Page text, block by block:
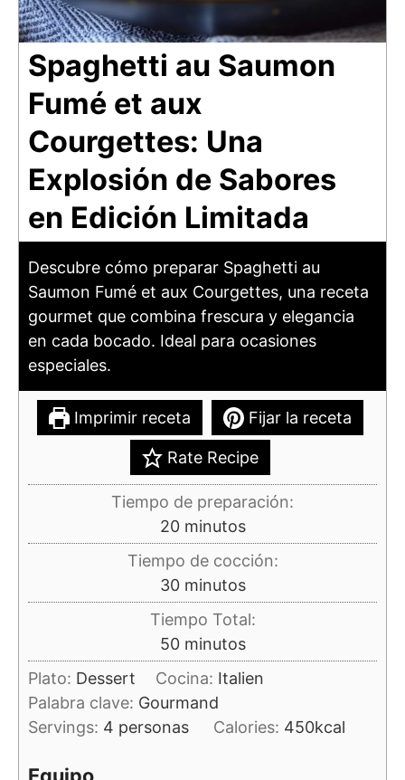
Spaghetti au Saumon
Fumé et aux
Courgettes: Una
Explosión de Sabores
en Edición Limitada
Descubre cómo preparar Spaghetti au
Saumon Fumé et aux Courgettes, una receta
gourmet que combina frescura y elegancia
en cada bocado. Ideal para ocasiones
especiales.
Imprimir receta Fijar la receta
Rate Recipe
Tiempo de preparación:
20minutos
minutos
Tiempo de cocción:
30minutos
minutos
Tiempo Total:
50minutos
minutos
Plato: Dessert Cocina: Italien
Palabra clave: Gourmand
Servings: 4 personas Calories: 450kcal